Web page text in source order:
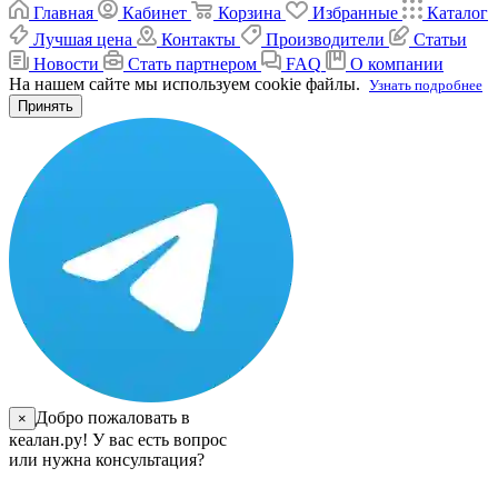
Главная
Кабинет Корзина Избранные
Каталог
Лучшая цена
Контакты Производители
Статьи
Новости
Стать партнером FAQ
О компании
На нашем сайте мы используем cookie файлы. Узнать подробнее
Принять
×
Добро пожаловать в
кеалан.ру! У вас есть вопрос
или нужна консультация?